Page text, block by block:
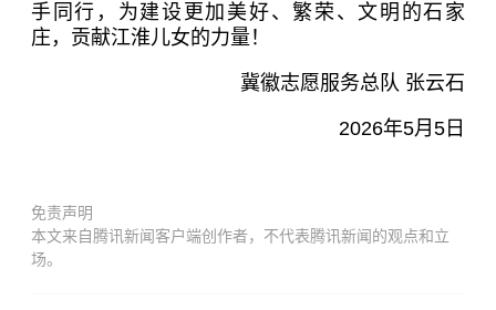
手同行，为建设更加美好、繁荣、文明的石家
庄，贡献江淮儿女的力量！
冀徽志愿服务总队 张云石
2026年5月5日
免责声明
本文来自腾讯新闻客户端创作者，不代表腾讯新闻的观点和立
场。